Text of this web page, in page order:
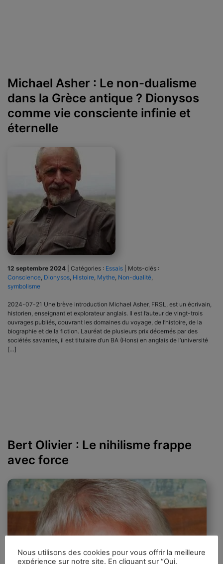
Michael Asher : Le non-dualisme
dans la Grèce antique ? Dionysos
comme vie consciente infinie et
éternelle
12 septembre 2024 Catégories : Essais
Mots-clés :
Conscience Dionysos Histoire Mythe Non-dualité
symbolisme
2024-07-21 Une brève introduction Michael Asher, FRSL, est un écrivain,
historien, enseignant et explorateur anglais. Il est l’auteur de vingt-trois
ouvrages publiés, couvrant les domaines du voyage, de l’histoire, de la
biographie et de la fiction. Lauréat de plusieurs prix décernés par des
sociétés savantes, il est titulaire d’un BA (Hons) en anglais de l’université
[…]
Bert Olivier : Le nihilisme frappe
avec force
Nous utilisons des cookies pour vous offrir la meilleure
expérience sur notre site. En cliquant sur “Oui,